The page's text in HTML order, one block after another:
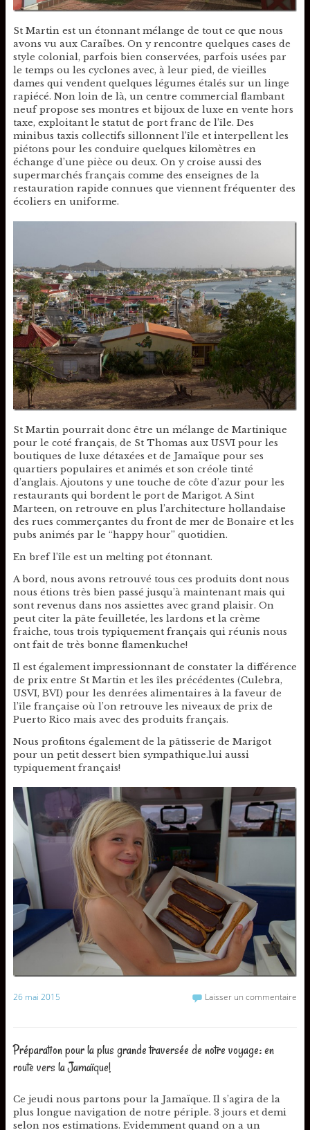
St Martin est un étonnant mélange de tout ce que nous
avons vu aux Caraïbes. On y rencontre quelques cases de
style colonial, parfois bien conservées, parfois usées par
le temps ou les cyclones avec, à leur pied, de vieilles
dames qui vendent quelques légumes étalés sur un linge
rapiécé. Non loin de là, un centre commercial flambant
neuf propose ses montres et bijoux de luxe en vente hors
taxe, exploitant le statut de port franc de l’île. Des
minibus taxis collectifs sillonnent l’île et interpellent les
piétons pour les conduire quelques kilomètres en
échange d’une pièce ou deux. On y croise aussi des
supermarchés français comme des enseignes de la
restauration rapide connues que viennent fréquenter des
écoliers en uniforme.
St Martin pourrait donc être un mélange de Martinique
pour le coté français, de St Thomas aux USVI pour les
boutiques de luxe détaxées et de Jamaïque pour ses
quartiers populaires et animés et son créole tinté
d’anglais. Ajoutons y une touche de côte d’azur pour les
restaurants qui bordent le port de Marigot. A Sint
Marteen, on retrouve en plus l’architecture hollandaise
des rues commerçantes du front de mer de Bonaire et les
pubs animés par le “happy hour” quotidien.
En bref l’île est un melting pot étonnant.
A bord, nous avons retrouvé tous ces produits dont nous
nous étions très bien passé jusqu’à maintenant mais qui
sont revenus dans nos assiettes avec grand plaisir. On
peut citer la pâte feuilletée, les lardons et la crème
fraiche, tous trois typiquement français qui réunis nous
ont fait de très bonne flamenkuche!
Il est également impressionnant de constater la différence
de prix entre St Martin et les îles précédentes (Culebra,
USVI, BVI) pour les denrées alimentaires à la faveur de
l’île française où l’on retrouve les niveaux de prix de
Puerto Rico mais avec des produits français.
Nous profitons également de la pâtisserie de Marigot
pour un petit dessert bien sympathique.lui aussi
typiquement français!
26 mai 2015 Laisser un commentaire
Préparation pour la plus grande traversée de notre voyage: en
route vers la Jamaïque!
Ce jeudi nous partons pour la Jamaïque. Il s’agira de la
plus longue navigation de notre périple. 3 jours et demi
selon nos estimations. Evidemment quand on a un